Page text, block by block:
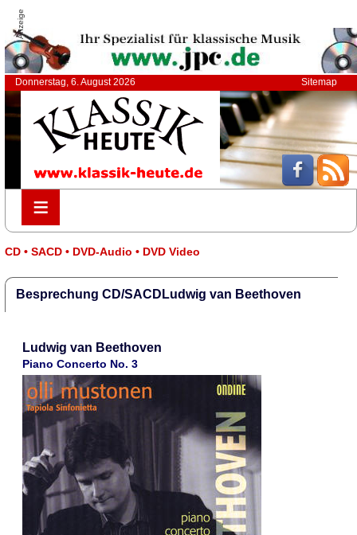
Anzeige
Donnerstag, 6. August 2026 Sitemap
≡
≡
CD • SACD • DVD-Audio • DVD Video
Besprechung CD/SACDLudwig van Beethoven
Ludwig van Beethoven
Piano Concerto No. 3